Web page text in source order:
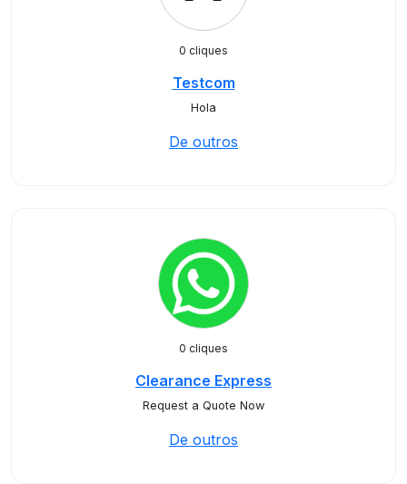
0 cliques
Testcom
Hola
De outros
0 cliques
Clearance Express
Request a Quote Now
De outros